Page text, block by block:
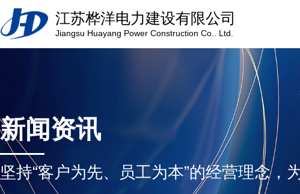
江苏桦洋电力建设有限公司
Jiangsu Huayang Power Construction Co.. Ltd.
力建
公司
新闻资讯
坚持“客户为先、员工为本”的经营理念，